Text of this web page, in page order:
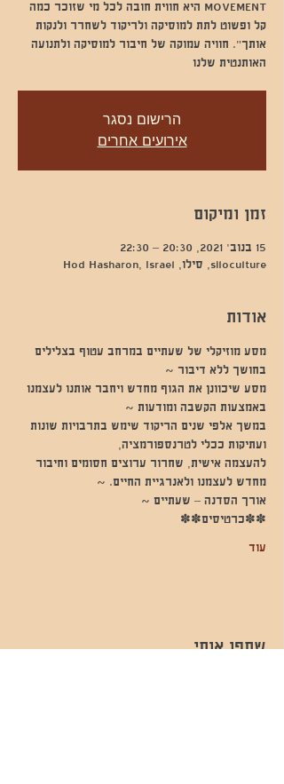
MOVEMENT היא חווית חובה לכל מי שזוכר כמה
קל ופשוט לתת למוסיקה ולריקוד לשחרר ולנקות
אותך". חוויה עמוקה של חיבור למוסיקה ולתנועה
האותנטית שלנו
הרישום נסגר
אירועים אחרים
זמן ומיקום
15 בנוב׳ 2021, 20:30 – 22:30
siloculture, סילו, Hod Hasharon, Israel
אודות
מסע מוזיקלי של שעתיים במרחב עטוף בצלילים
בחושך ללא דיבור ~
מסע שיכוונן את הגוף מחדש ויחבר אותנו לעצמנו
באמצעות הקשבה ומודעות ~
במשך אלפי שנים הריקוד שימש בתרבויות שונות
ועתיקות ככלי לטרנספורמציה,
להעצמה אישית, שחרור ערוצים חסומים וחיבור
מחדש לעצמנו ולאנרגיית החיים. ~
אורך הסדנה – שעתיים ~
✽✽כרטיסים✽✽
עוד
שתפו אותי